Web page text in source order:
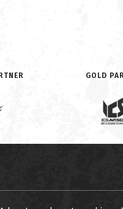
GOLD